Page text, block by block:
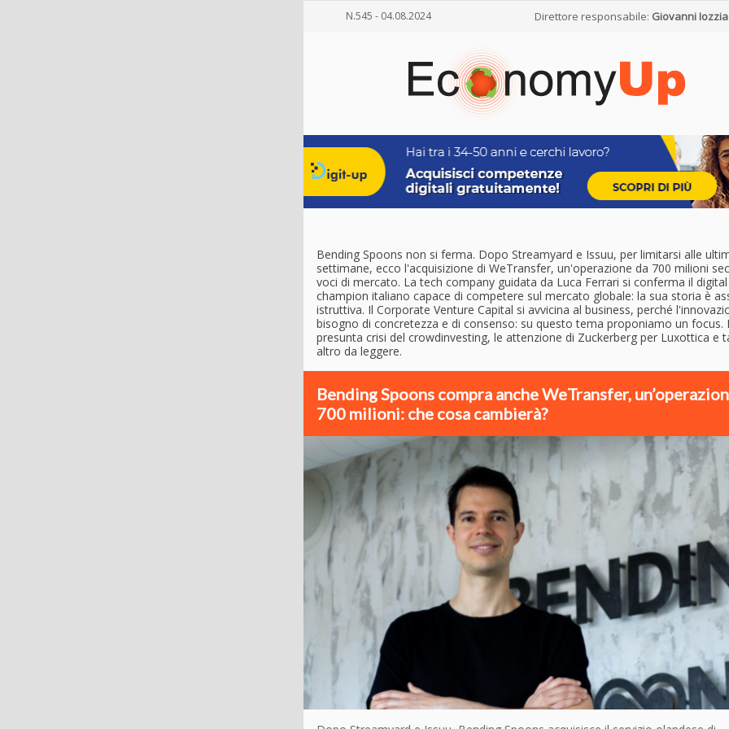
N.545 - 04.08.2024 Direttore responsabile: Giovanni Iozzia
Bending Spoons non si ferma. Dopo Streamyard e Issuu, per limitarsi alle
settimane, ecco l'acquisizione di WeTransfer, un'operazione da 700 milioni
voci di mercato. La tech company guidata da Luca Ferrari si conferma il digital
champion italiano capace di competere sul mercato globale: la sua storia è
istruttiva. Il Corporate Venture Capital si avvicina al business, perché
bisogno di concretezza e di consenso: su questo tema proponiamo un focus.
presunta crisi del crowdinvesting, le attenzione di Zuckerberg per Luxottica e
altro da leggere.
Bending Spoons compra anche WeTransfer,
700 milioni: che cosa cambierà?